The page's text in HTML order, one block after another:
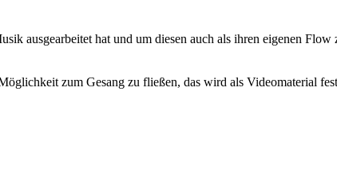
ausgearbeitet hat und um diesen auch als ihren eigenen
zum Gesang zu fließen, das wird als Videomaterial